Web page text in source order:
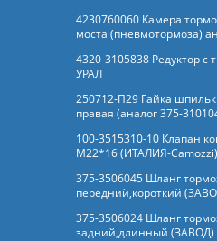
4230760060 Камера
моста (пневмотормоза)
4320-3105838 Редуктор с
УРАЛ
250712-П29 Гайка
правая (аналог 375-
100-3515310-10 Клапан
М22*16 (ИТАЛИЯ-Camozzi)
375-3506045 Шланг
передний,короткий
375-3506024 Шланг
задний,длинный (ЗАВОД)